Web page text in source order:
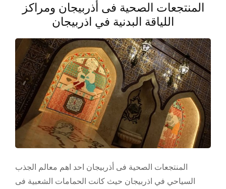
لا
حصر
için
المنتجعات الصحية فى أذربيجان ومراكز
اللياقة البدنية في اذربيجان
المنتجعات الصحية فى أذربيجان احد اهم معالم الجذب
السياحي في اذربيجان حيث كانت الحمامات الشعبية فى